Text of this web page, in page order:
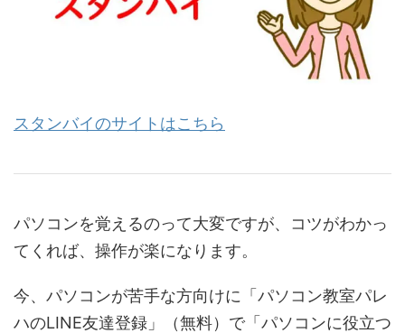
スタンバイのサイトはこちら
パソコンを覚えるのって大変ですが、コツがわかっ
てくれば、操作が楽になります。
今、パソコンが苦手な方向けに「パソコン教室パレ
ハのLINE友達登録」（無料）で「パソコンに役立つ